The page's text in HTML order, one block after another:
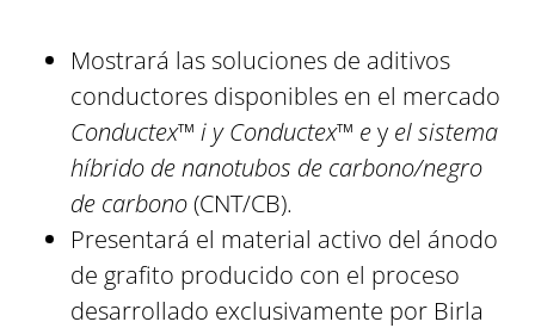
Mostrará las soluciones de aditivos
conductores disponibles en el mercado
Conductex™ i y Conductex™ ey el sistema
híbrido de nanotubos de carbono/negro
de carbono(CNT/CB).
Presentará el material activo del ánodo
de grafito producido con el proceso
desarrollado exclusivamente por Birla